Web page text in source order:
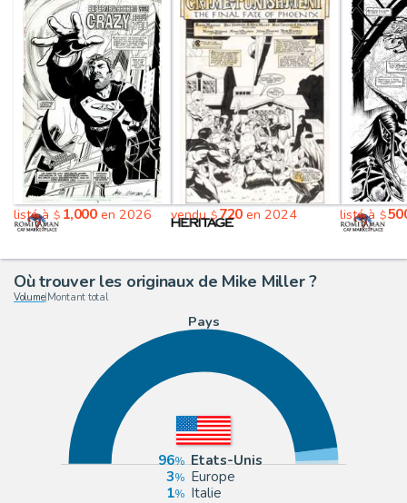
listé à $ 1,000en 2026 vendu$720 en 2024 listé à $
Où trouver les originaux de Mike Miller ?
Volume| Montant total
Pays
96
Etats-Unis
3
Europe
1
Italie